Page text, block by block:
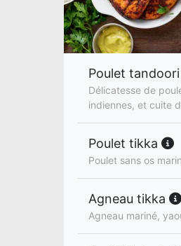
Poulet tandoori
Délicatesse de
indiennes, et cuite
Poulet tikka
Poulet sans os
Agneau tikka
Agneau mariné,